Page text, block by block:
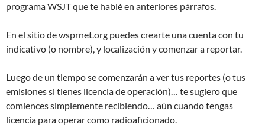
programa WSJT que te hablé en anteriores párrafos.
En el sitio de wsprnet.org puedes crearte una cuenta con tu
indicativo (o nombre), y localización y comenzar a reportar.
Luego de un tiempo se comenzarán a ver tus reportes (o tus
emisiones si tienes licencia de operación)… te sugiero que
comiences simplemente recibiendo… aún cuando tengas
licencia para operar como radioaficionado.